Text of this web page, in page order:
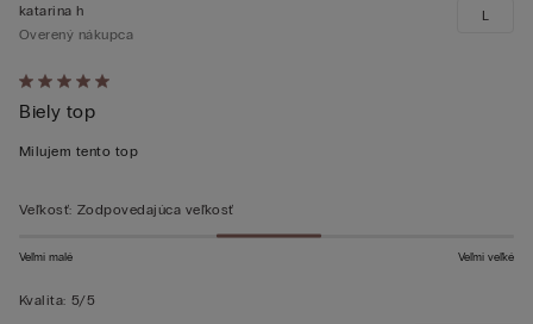
Hodnotenie:
5
z 5
katarina h
Overený nákupca
Biely top
Milujem tento top
L
Veľkosť: Zodpovedajúca veľkosť
Veľmi malé Veľmi veľké
Kvalita: 5/5